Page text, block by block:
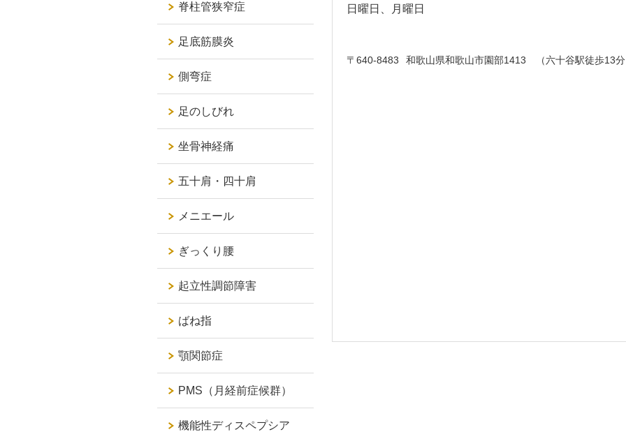
日曜日、月曜日
〒640-8483 和歌山県和歌山市園部1413 （六十谷駅徒歩13
脊柱管狭窄症
足底筋膜炎
側弯症
足のしびれ
坐骨神経痛
五十肩・四十肩
メニエール
ぎっくり腰
起立性調節障害
ばね指
顎関節症
PMS（月経前症候群）
機能性ディスペプシア